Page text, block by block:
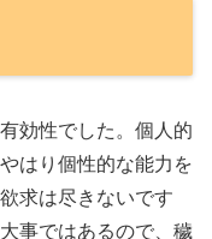
効性でした。個人的
はり個性的な能力を
求は尽きないです
事ではあるので、穢